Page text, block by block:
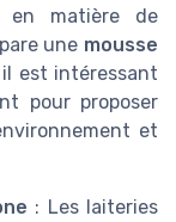
en matière de
une mousse
il est intéressant
pour proposer
et
: Les laiteries